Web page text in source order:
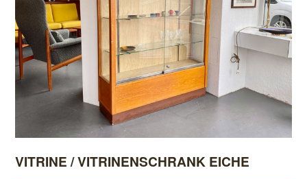
VITRINE / VITRINENSCHRANK EICHE